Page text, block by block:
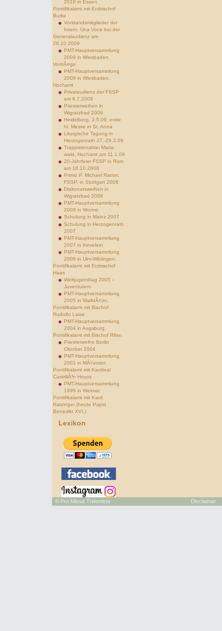
2010 in Essen,
Pontifikalamt mit Erzbischof
Burke
Vorstandsmitglieder der
Intern. Una Voce bei der
Generalaudienz am
28.10.2009
PMT-Hauptversammlung
2009 in Wiesbaden,
VortrÃ¤ge
PMT-Hauptversammlung
2009 in Wiesbaden,
Hochamt
Privataudienz der FSSP
am 6.7.2009
Priesterweihen in
Wigratzbad 2009
Heidelberg, 3.5.09: erste
hl. Messe in St. Anna
Liturgische Tagung in
Herzogenrath 27.-29.3.09
Trappistenabtei Maria-
wald, Hochamt am 11.1.09
20-Jahrfeier FSSP in Rom
am 18.10.2008
Primiz P. Michael Ramm,
FSSP, in Stuttgart 2008
Diakonatsweihen in
Wigratzbad 2008
PMT-Hauptversammlung
2008 in Worms
Schulung in Mainz 2007
Schulung in Herzogenrath
2007
PMT-Hauptversammlung
2007 in Kevelaer
PMT-Hauptversammlung
2006 in Ulm-Wiblingen,
Pontifikalamt mit Erzbischof
Haas
Weltjugendtag 2005 -
Juventutem
PMT-Hauptversammlung
2005 in WalldÃ¼rn,
Pontifikalamt mit Bischof
Rudolfo Laise
PMT-Hauptversammlung
2004 in Augsburg,
Pontifikalamt mit Bischof Rifan
Priesterweihe Berlin
Oktober 2004
PMT-Hauptversammlung
2001 in MÃ¼nster,
Pontifikalamt mit Kardinal
CastrillÃ³n Hoyos
PMT-Hauptversammlung
1999 in Weimar,
Pontifikalamt mit Kard.
Ratzinger (heute Papst
Benedikt XVI.)
Lexikon
© Pro Missa Tridentina Disclaimer